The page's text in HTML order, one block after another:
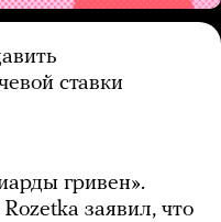
ставки
гривен».
заявил, что